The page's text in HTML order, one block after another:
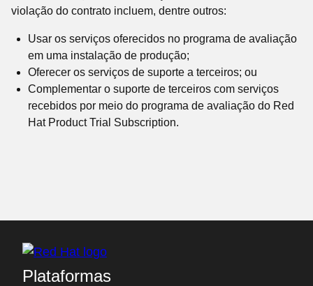
violação do contrato incluem, dentre outros:
Usar os serviços oferecidos no programa de avaliação
em uma instalação de produção;
Oferecer os serviços de suporte a terceiros; ou
Complementar o suporte de terceiros com serviços
recebidos por meio do programa de avaliação do Red
Hat Product Trial Subscription.
Plataformas